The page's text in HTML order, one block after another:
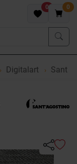
0 0
Digitalart Sant